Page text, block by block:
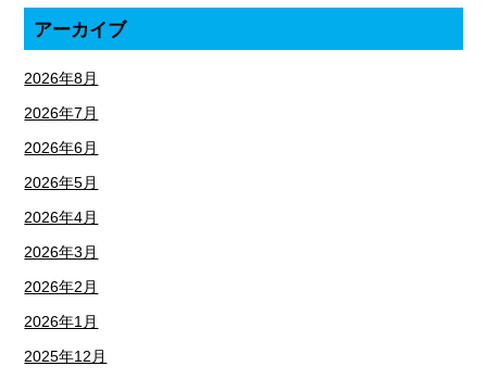
アーカイブ
2026年8月
2026年7月
2026年6月
2026年5月
2026年4月
2026年3月
2026年2月
2026年1月
2025年12月